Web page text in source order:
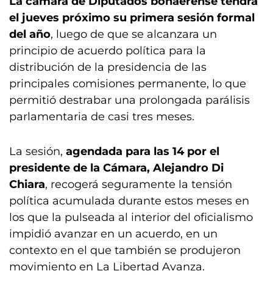
el jueves próximo su primera sesión formal
del año, luego de que se alcanzara un
principio de acuerdo política para la
distribución de la presidencia de las
principales comisiones permanente, lo que
permitió destrabar una prolongada parálisis
parlamentaria de casi tres meses.
La sesión, agendada para las 14 por el
presidente de la Cámara, Alejandro Di
Chiara, recogerá seguramente la tensión
política acumulada durante estos meses en
los que la pulseada al interior del oficialismo
impidió avanzar en un acuerdo, en un
contexto en el que también se produjeron
movimiento en La Libertad Avanza.